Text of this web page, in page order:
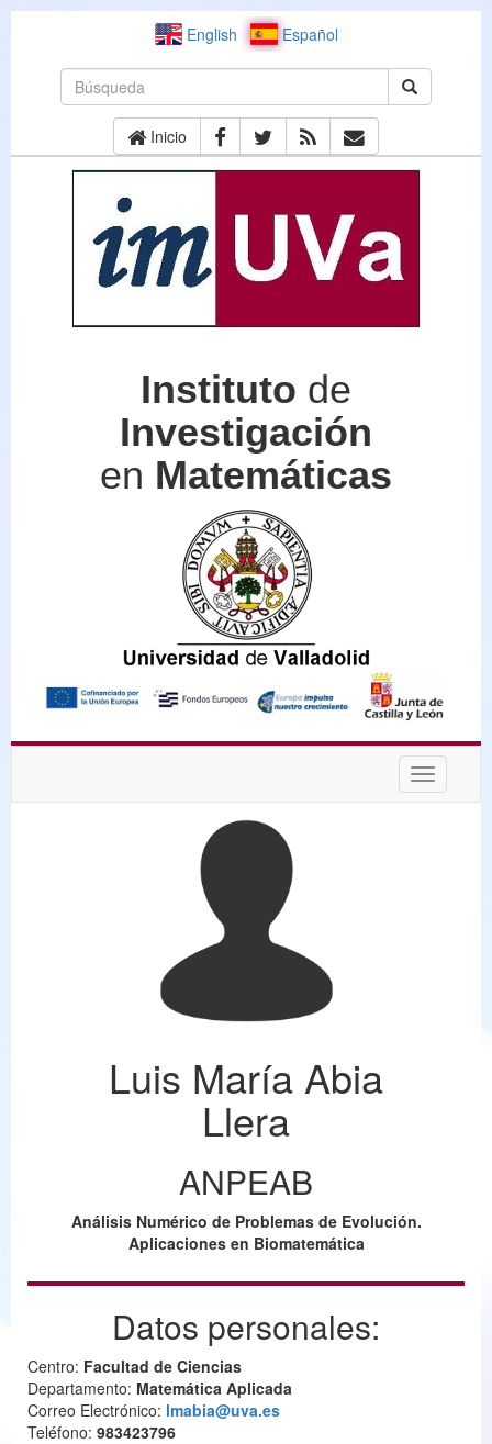
English Español
Inicio
Instituto de
Investigación
en Matemáticas
Desplegar
Luis María Abia
Llera
ANPEAB
Análisis Numérico de Problemas de Evolución.
Aplicaciones en Biomatemática
Datos personales:
Centro: Facultad de Ciencias
Departamento: Matemática Aplicada
Correo Electrónico: lmabia@uva.es
Teléfono: 983423796